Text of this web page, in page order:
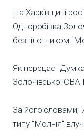
На Харківщині
Одноробівка
безпілотником
Як передає
Золочівської СВА
За його словами,
типу "Молнія"